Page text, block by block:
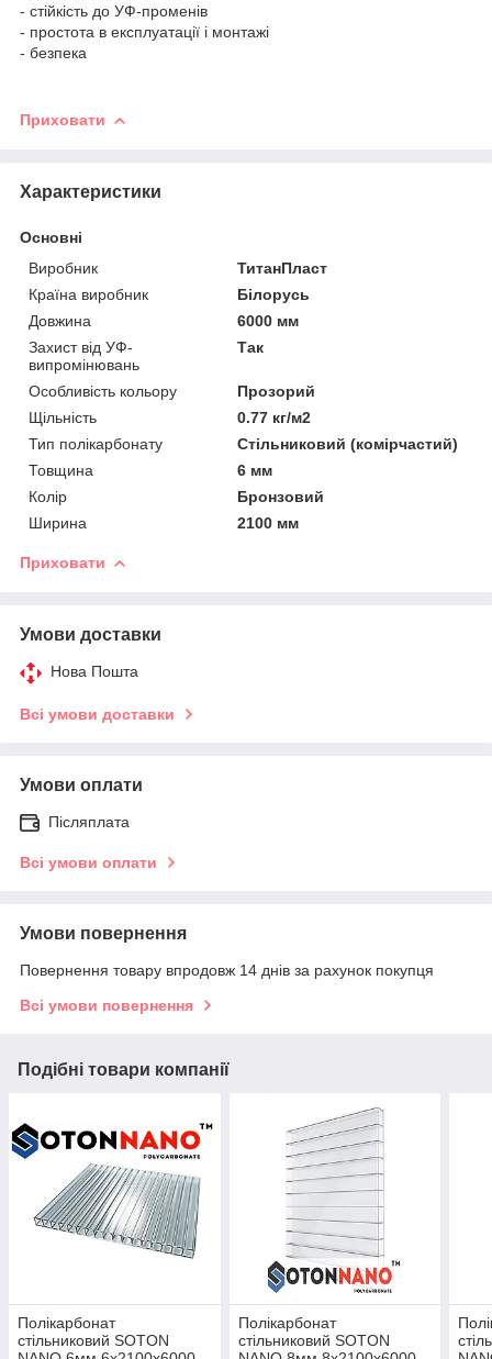
- стійкість до УФ-променів
- простота в експлуатації і монтажі
- безпека
Приховати
Характеристики
Основні
Виробник
ТитанПласт
Країна виробник
Білорусь
Довжина
6000 мм
Захист від УФ-
випромінювань
Так
Особливість кольору
Прозорий
Щільність
0.77 кг/м2
Тип полікарбонату
Стільниковий (комірчастий)
Товщина
6 мм
Колір
Бронзовий
Ширина
2100 мм
Приховати
Умови доставки
Нова Пошта
Всі умови доставки
Умови оплати
Післяплата
Всі умови оплати
Умови повернення
Повернення товару впродовж 14 днів за рахунок покупця
Всі умови повернення
Подібні товари компанії
Полікарбонат
стільниковий SOTON
Полікарбонат
стільниковий SOTON